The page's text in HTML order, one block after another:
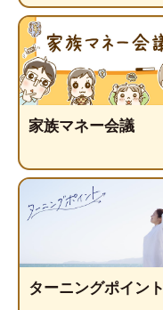
家族マネー会議
ターニングポイント